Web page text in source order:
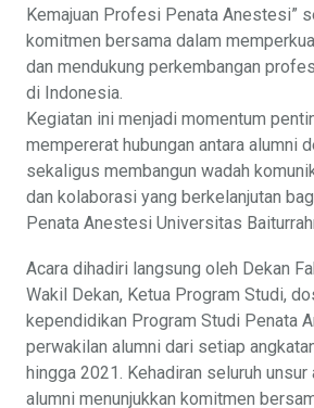
Kemajuan Profesi Penata Anestesi”
komitmen bersama dalam
dan mendukung perkembangan
di Indonesia.
Kegiatan ini menjadi momentum
mempererat hubungan antara alumni
sekaligus membangun wadah
dan kolaborasi yang berkelanjutan
Penata Anestesi Universitas
Acara dihadiri langsung oleh Dekan
Wakil Dekan, Ketua Program Studi,
kependidikan Program Studi Penata
perwakilan alumni dari setiap
hingga 2021. Kehadiran seluruh unsur
alumni menunjukkan komitmen